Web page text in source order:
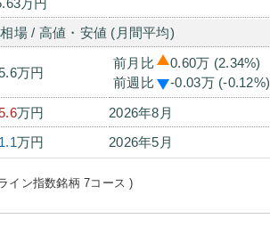
場 / 高値・安値 (月間平均)
万円
前月比
0.60万 (2.34%)
前週比
-0.03万 (-0.12%)
万円
2026年8月
万円 2026年5月
イン指数銘柄 7コース )